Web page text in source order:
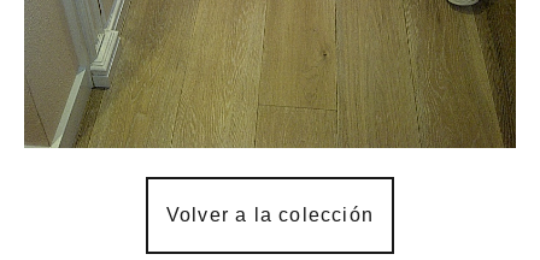
Volver a la colección